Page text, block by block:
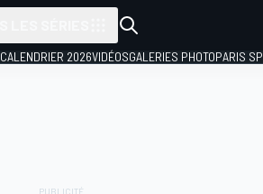
CALENDRIER 2026VIDÉOSGALERIES PHOTOPARIS